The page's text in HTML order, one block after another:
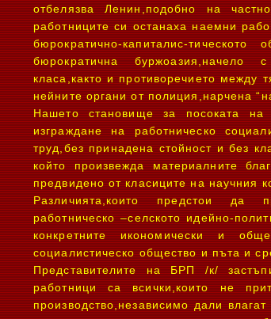
отбелязва Ленин,подобно на
работниците си останаха наемни
бюрократично-капиталис-
бюрократична буржоазия,начело
класа,както и противоречието между
нейните органи от полиция,нарчена
Нашето становище за посоката
изграждане на работническо
труд,без принадена стойност и без
който произвежда материалните
предвидено от класиците на научния
Различията,които предстои да
работническо –селското идейно-
конкретните икономически и
социалистическо общество и пъта и
Представителите на БРП /к/
работници са всички,които не
производство,независимо дали